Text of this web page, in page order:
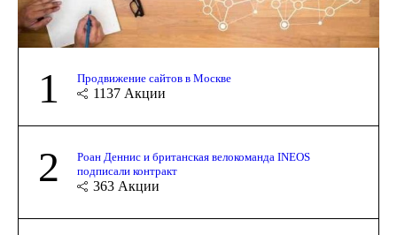
1 Продвижение сайтов в Москве
1137 Акции
2
Роан Деннис и британская велокоманда INEOS
подписали контракт
363 Акции